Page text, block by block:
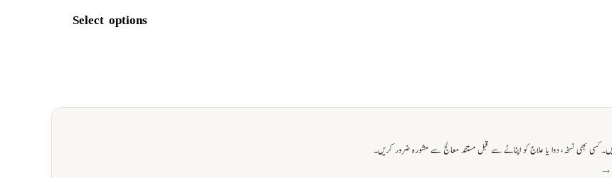
Select options
بھی نسخہ، دوا یا علاج کو اپنانے سے قبل مستند معالج سے مشورہ ضرور کریں۔
→